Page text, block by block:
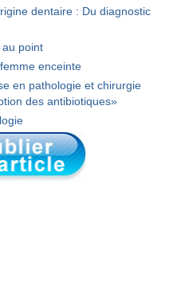
dentaire : Du diagnostic
point
enceinte
en pathologie et chirurgie
des antibiotiques»